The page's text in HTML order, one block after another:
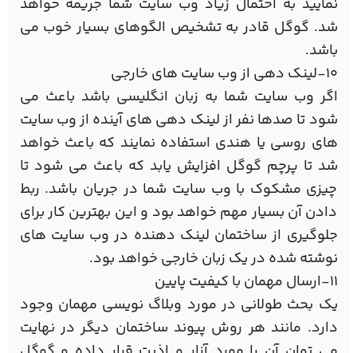
شد. گوگل قادر به تشخیص الگوهای بسیار خوب می
باشد.
10-لینک دهی از وب سایت های خارجی
اگر وب سایت شما به زبان انگلیسی باشد باعث می
شود تا صدها نفر از لینک دهی های آینده از وب سایت
های روسی یا هندی استفاده نمایند که باعث خواهد
شد تا پرچم گوگل افزایش یابد که باعث می شود تا
چیزی مشکوک با وب سایت شما در جریان باشد. ربط
دادن آن بسیار مهم خواهد بود و این بهترین کار برای
جلوگیری از ساختمان لینک دهنده در وب سایت های
نوشته شده در یک زبان خارجی خواهد بود.
11-ارسال مهمان با کیفیت پایین
یک بحث طولانی در مورد وبلاگ نویسی مهمان وجود
دارد. مانند هر روش پیوند ساختمان دیگر در نهایت